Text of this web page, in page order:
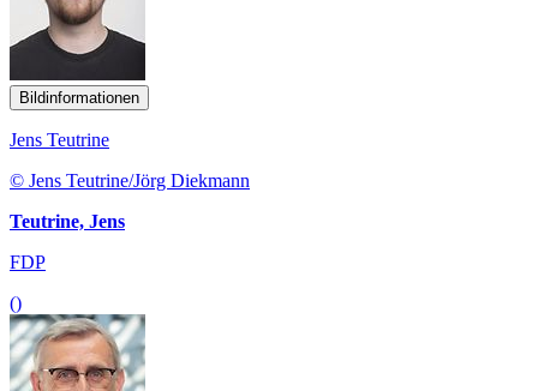
Bildinformationen
Jens Teutrine
© Jens Teutrine/Jörg Diekmann
Teutrine, Jens
FDP
()